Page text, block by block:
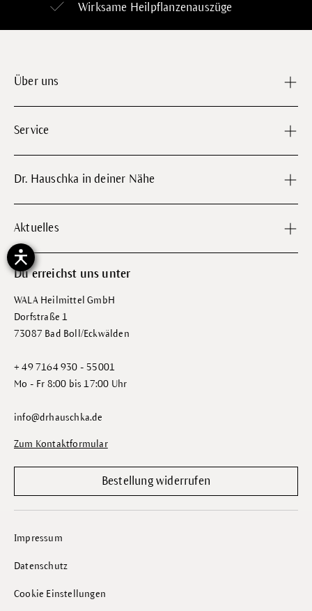
Wirksame Heilpflanzenauszüge
Über uns
Service
Dr. Hauschka in deiner Nähe
Aktuelles
Du erreichst uns unter
WALA Heilmittel GmbH
Dorfstraße 1
73087 Bad Boll/Eckwälden
+ 49 7164 930 - 55001
Mo - Fr 8:00 bis 17:00 Uhr
info@drhauschka.de
Zum Kontaktformular
Bestellung widerrufen
Impressum
Datenschutz
Cookie Einstellungen